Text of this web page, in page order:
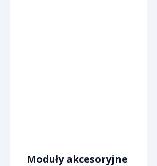
Moduły akcesoryjne